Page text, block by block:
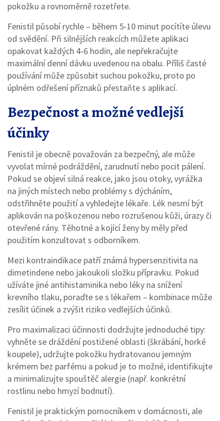
pokožku a rovnoměrně rozetřete.
Fenistil působí rychle – během 5‑10 minut pocítíte úlevu
od svědění. Při silnějších reakcích můžete aplikaci
opakovat každých 4‑6 hodin, ale nepřekračujte
maximální denní dávku uvedenou na obalu. Příliš časté
používání může způsobit suchou pokožku, proto po
úplném odřešení příznaků přestaňte s aplikací.
Bezpečnost a možné vedlejší
účinky
Fenistil je obecně považován za bezpečný, ale může
vyvolat mírné podráždění, zarudnutí nebo pocit pálení.
Pokud se objeví silná reakce, jako jsou otoky, vyrážka
na jiných místech nebo problémy s dýcháním,
odstřihněte použití a vyhledejte lékaře. Lék nesmí být
aplikován na poškozenou nebo rozrušenou kůži, úrazy či
otevřené rány. Těhotné a kojící ženy by měly před
použitím konzultovat s odborníkem.
Mezi kontraindikace patří známá hypersenzitivita na
dimetindene nebo jakoukoli složku přípravku. Pokud
užíváte jiné antihistaminika nebo léky na snížení
krevního tlaku, poraďte se s lékařem – kombinace může
zesílit účinek a zvýšit riziko vedlejších účinků.
Pro maximalizaci účinnosti dodržujte jednoduché tipy:
vyhněte se dráždění postižené oblasti (škrábání, horké
koupele), udržujte pokožku hydratovanou jemným
krémem bez parfému a pokud je to možné, identifikujte
a minimalizujte spouštěč alergie (např. konkrétní
rostlinu nebo hmyzí bodnutí).
Fenistil je praktickým pomocníkem v domácnosti, ale